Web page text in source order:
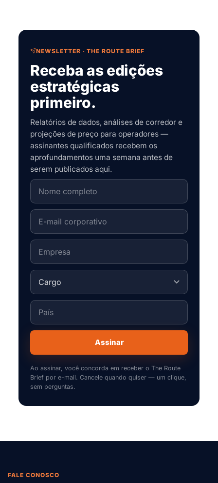
NEWSLETTER · THE ROUTE BRIEF
Receba as edições
estratégicas
primeiro.
Relatórios de dados, análises de corredor e
projeções de preço para operadores —
assinantes qualificados recebem os
aprofundamentos uma semana antes de
serem publicados aqui.
Assinar
Ao assinar, você concorda em receber o The Route
Brief por e-mail. Cancele quando quiser — um clique,
sem perguntas.
FALE CONOSCO